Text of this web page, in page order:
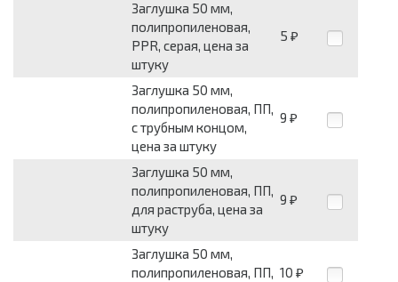
Заглушка 50 мм,
полипропиленовая,
PPR, серая, цена за
штуку
5 ₽
Заглушка 50 мм,
полипропиленовая, ПП,
с трубным концом,
цена за штуку
9 ₽
Заглушка 50 мм,
полипропиленовая, ПП,
для раструба, цена за
штуку
9 ₽
Заглушка 50 мм,
полипропиленовая, ПП, 10 ₽